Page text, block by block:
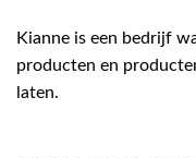
Kianne is een bedrijf
producten en
laten.